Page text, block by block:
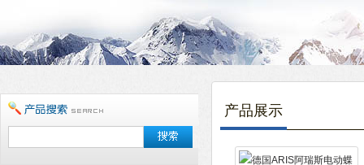
产品展示